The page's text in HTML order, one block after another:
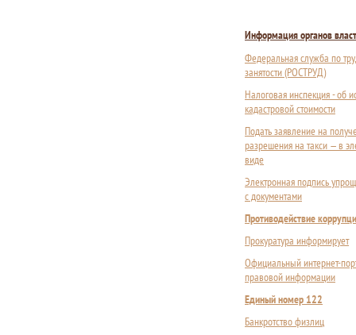
Информация органов
Федеральная служба по
занятости (РОСТРУД)
Налоговая инспекция - об
кадастровой стоимости
Подать заявление на
разрешения на такси — в
виде
Электронная подпись
с документами
Противодействие
Прокуратура информирует
Официальный интернет-
правовой информации
Единый номер 122
Банкротство физлиц